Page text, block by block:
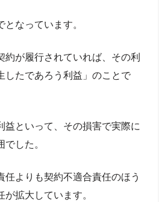
なっています。
約が履行されていれば、その利
したであろう利益」のことで
益といって、その損害で実際に
した。
任よりも契約不適合責任のほう
拡大しています。